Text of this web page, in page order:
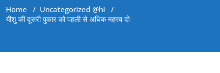
Home / Uncategorized @hi /
यीशु की दूसरी पुकार को पहली से अधिक महत्त्व दो